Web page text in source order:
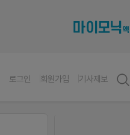
로그인 회원가입 기사제보